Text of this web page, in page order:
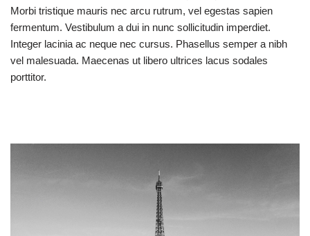
Morbi tristique mauris nec arcu rutrum, vel egestas sapien
fermentum. Vestibulum a dui in nunc sollicitudin imperdiet.
Integer lacinia ac neque nec cursus. Phasellus semper a nibh
vel malesuada. Maecenas ut libero ultrices lacus sodales
porttitor.